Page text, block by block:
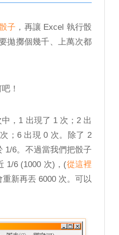
子 ，再讓 Excel 執行骰
拋擲個幾千、上萬次都
！
，1 出現了 1 次；2 出
；6 出現 0 次。除了 2
1/6。不過當我們把骰子
1/6 (1000 次)，(從這裡
重新再丟 6000 次。可以